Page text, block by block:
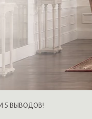
жилья, домов
И 5 ВЫВОДОВ!